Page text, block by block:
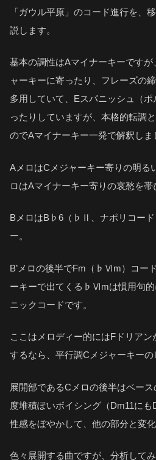
「ガウル平原」のコード進行を、
説します。
基本の調性はAマイナーキーです
ャーキーに寄ったり、フレーズの
多用していて、Eスパニッシュ（
ったりしていますが、本格的転調
のでAマイナーキー一発で解釈しま
AメロはCメジャーキー寄りの明る
ロはAマイナーキー寄りの哀愁を帯
BメロはB♭6（♭Ⅱ、ナポリコード
ー。
B’メロの後半でFm（♭Ⅵm）コー
ーキーで出てくる♭Ⅵmは慣用句的
ニックコードです。
ここはメロディー的にはFドリア
するなら、平行調Cメジャーキー
展開部であるCメロの後半はベー
度堆積ぽいボイシング（Dm11に
性感をぼやかして、他の部分と変化
色々展開する曲ですが、分析して